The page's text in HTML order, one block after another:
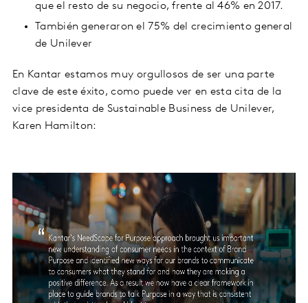
que el resto de su negocio, frente al 46% en 2017.
También generaron el 75% del crecimiento general
de Unilever
En Kantar estamos muy orgullosos de ser una parte
clave de este éxito, como puede ver en esta cita de la
vice presidenta de Sustainable Business de Unilever,
Karen Hamilton: